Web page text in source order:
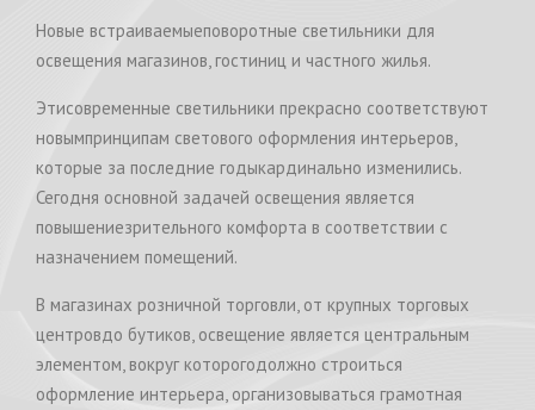
Новые встраиваемыеповоротные светильники для
освещения магазинов, гостиниц и частного жилья.
Этисовременные светильники прекрасно соответствуют
новымпринципам светового оформления интерьеров,
которые за последние годыкардинально изменились.
Сегодня основной задачей освещения является
повышениезрительного комфорта в соответствии с
назначением помещений.
В магазинах розничной торговли, от крупных торговых
центровдо бутиков, освещение является центральным
элементом, вокруг которогодолжно строиться
оформление интерьера, организовываться грамотная